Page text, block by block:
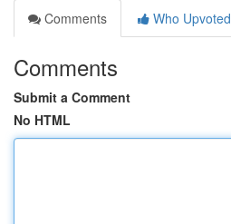
Comments
Who Upvoted
Comments
Submit a Comment
No HTML